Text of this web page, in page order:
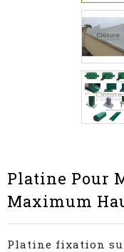
Platine Pour
Maximum
Platine fixation